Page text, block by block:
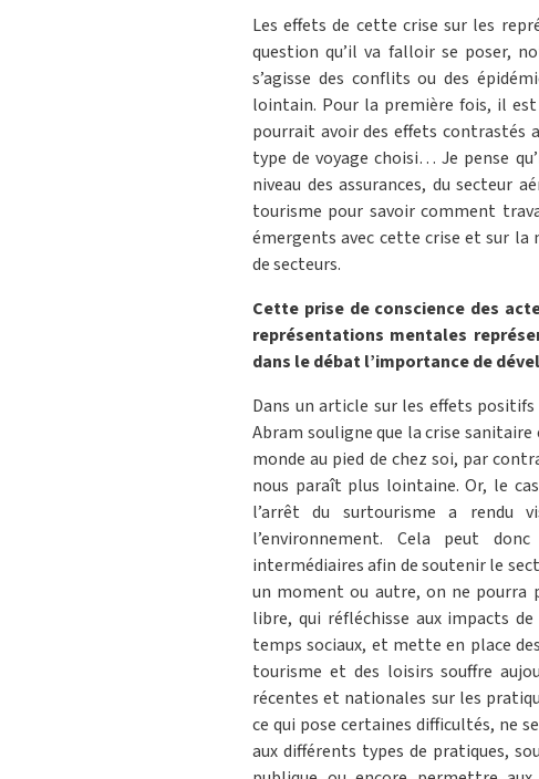
Les effets de cette crise sur les
question qu’il va falloir se poser,
s’agisse des conflits ou des
lointain. Pour la première fois, il
pourrait avoir des effets contrastés
type de voyage choisi… Je pense
niveau des assurances, du secteur
tourisme pour savoir comment
émergents avec cette crise et sur
de secteurs.
Cette prise de conscience des
représentations mentales
dans le débat l’importance de
Dans un article sur les effets
Abram souligne que la crise
monde au pied de chez soi, par
nous paraît plus lointaine. Or, le
l’arrêt du surtourisme a rendu
l’environnement. Cela peut
intermédiaires afin de soutenir le
un moment ou autre, on ne pourra
libre, qui réfléchisse aux impacts
temps sociaux, et mette en place
tourisme et des loisirs souffre
récentes et nationales sur les
ce qui pose certaines difficultés, ne
aux différents types de pratiques,